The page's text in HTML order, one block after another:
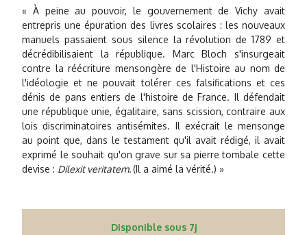
« À peine au pouvoir, le gouvernement de Vichy avait
entrepris une épuration des livres scolaires : les nouveaux
manuels passaient sous silence la révolution de 1789 et
décrédibilisaient la république. Marc Bloch s'insurgeait
contre la réécriture mensongère de l'Histoire au nom de
l'idéologie et ne pouvait tolérer ces falsifications et ces
dénis de pans entiers de l'histoire de France. Il défendait
une république unie, égalitaire, sans scission, contraire aux
lois discriminatoires antisémites. Il exécrait le mensonge
au point que, dans le testament qu'il avait rédigé, il avait
exprimé le souhait qu'on grave sur sa pierre tombale cette
devise : Dilexit veritatem.(Il a aimé la vérité.) »
Disponible sous 7j